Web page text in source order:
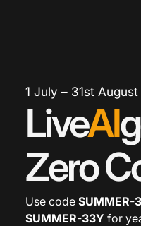
1 July – 31st
LiveAI
Zero
Use code SUMMER-
SUMMER-33Y for